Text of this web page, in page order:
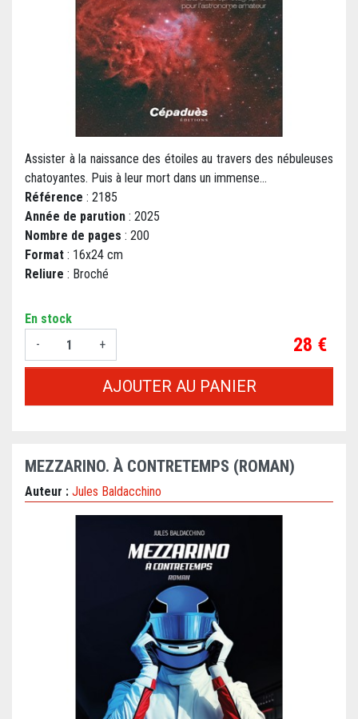
Assister à la naissance des étoiles au travers des nébuleuses
chatoyantes. Puis à leur mort dans un immense...
Référence : 2185
Année de parution : 2025
Nombre de pages : 200
Format : 16x24 cm
Reliure : Broché
En stock
-
+ Prix
28 €
AJOUTER AU PANIER
MEZZARINO. À CONTRETEMPS (ROMAN)
Auteur : Jules Baldacchino